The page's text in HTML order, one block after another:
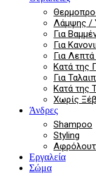
Λάμψης /
Για
Για
Για
Κατά της
Για
Κατά της
Χωρίς
Άνδρες
Shampoo
Styling
Εργαλεία
Σώμα